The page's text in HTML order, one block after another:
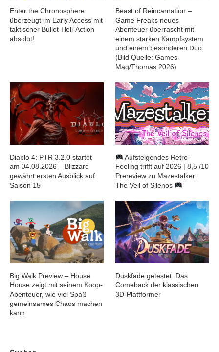
Enter the Chronosphere
überzeugt im Early Access mit
taktischer Bullet-Hell-Action
absolut!
Beast of Reincarnation –
Game Freaks neues
Abenteuer überrascht mit
einem starken Kampfsystem
und einem besonderen Duo
(Bild Quelle: Games-
Mag/Thomas 2026)
Diablo 4: PTR 3.2.0 startet
am 04.08.2026 – Blizzard
gewährt ersten Ausblick auf
Saison 15
Aufsteigendes Retro-
Feeling trifft auf 2026 | 8,5 /10
Prereview zu Mazestalker:
The Veil of Silenos
Big Walk Preview – House
House zeigt mit seinem Koop-
Abenteuer, wie viel Spaß
gemeinsames Chaos machen
kann
Duskfade getestet: Das
Comeback der klassischen
3D-Plattformer